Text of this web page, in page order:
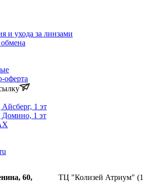
и ухода за линзами
оферта
1 эт
1 эт
60, ТЦ "Колизей Атриум" (1